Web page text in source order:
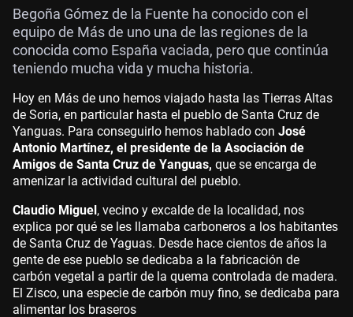
Begoña Gómez de la Fuente ha conocido con el
equipo de Más de uno una de las regiones de la
conocida como España vaciada, pero que continúa
teniendo mucha vida y mucha historia.
Hoy en Más de uno hemos viajado hasta las Tierras Altas
de Soria, en particular hasta el pueblo de Santa Cruz de
Yanguas. Para conseguirlo hemos hablado con José
Antonio Martínez, el presidente de la Asociación de
Amigos de Santa Cruz de Yanguas, que se encarga de
amenizar la actividad cultural del pueblo.
Claudio Miguel, vecino y excalde de la localidad, nos
explica por qué se les llamaba carboneros a los habitantes
de Santa Cruz de Yaguas. Desde hace cientos de años la
gente de ese pueblo se dedicaba a la fabricación de
carbón vegetal a partir de la quema controlada de madera.
El Zisco, una especie de carbón muy fino, se dedicaba para
alimentar los braseros